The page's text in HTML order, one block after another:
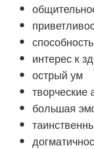
интерес к
острый ум
творческие
большая